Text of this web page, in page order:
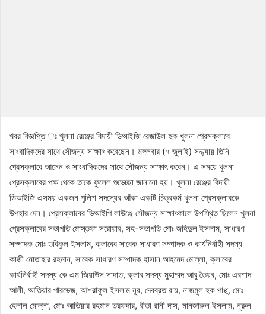
খবর বিজ্ঞপ্তি ঃ খুলনা রেঞ্জের বিদায়ী ডিআইজি রেজাউল হক খুলনা প্রেসক্লাবে
সাংবাদিকদের সাথে সৌজন্য সাক্ষাৎ করেছেন। মঙ্গলবার (৭ জুলাই) সন্ধ্যায় তিনি
প্রেসক্লাবে আসেন ও সাংবাদিকদের সাথে সৌজন্য সাক্ষাৎ করেন। এ সময়ে খুলনা
প্রেসক্লাবের পক্ষ থেকে তাকে ফুলেল শুভেচ্ছা জানানো হয়। খুলনা রেঞ্জের বিদায়ী
ডিআইজি এসময় একজন পুলিশ সদস্যের আঁকা একটি চিত্রকর্ম খুলনা প্রেসক্লাবকে
উপহার দেন। প্রেসক্লাবের ভিআইপি লাউঞ্জে সৌজন্য সাক্ষাৎকালে উপস্থিত ছিলেন খুলনা
প্রেসক্লাবের সভাপতি মোস্তফা সরোয়ার, সহ-সভাপতি মোঃ জহিদুল ইসলাম, সাধারণ
সম্পাদক মোঃ তরিকুল ইসলাম, ক্লাবের সাবেক সাধারণ সম্পাদক ও কার্যনির্বাহী সদস্য
কাজী মোতাহার রহমান, সাবেক সাধারণ সম্পাদক হাসান আহমেদ মোল্লা, ক্লাবের
কার্যনির্বাহী সদস্য কে এম জিয়াউস সাদাত, ক্লাব সদস্য মুহাম্মদ আবু তৈয়ব, মোঃ এরশাদ
আলী, আতিয়ার পারভেজ, আশরাফুল ইসলাম নূর, দেবব্রত রায়, নাজমুল হক পাপ্পু, মোঃ
হেলাল মোল্লা, মোঃ আতিয়ার রহমান তরফদার, রীতা রানী দাস, মানজারুল ইসলাম, নূরুল